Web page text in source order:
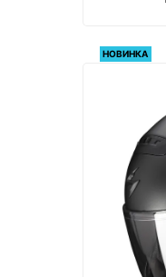
НОВИНКА